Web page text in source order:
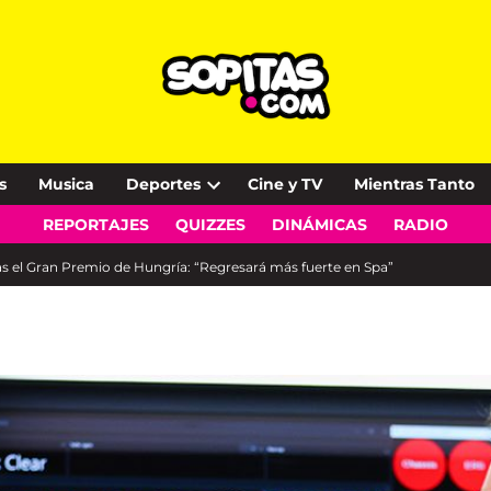
Musica Deportes
Open
dropdown
Cine y TV Mientras Tanto
REPORTAJES QUIZZES DINÁMICAS RADIO
Gran Premio de Hungría: “Regresará más fuerte en Spa”